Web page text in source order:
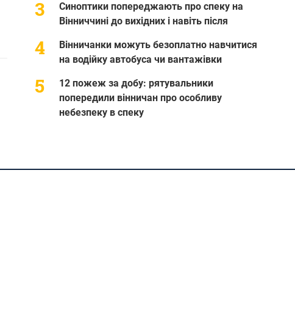
Синоптики попереджають про спеку на
Вінниччині до вихідних і навіть після
Вінничанки можуть безоплатно навчитися
на водійку автобуса чи вантажівки
12 пожеж за добу: рятувальники
попередили вінничан про особливу
небезпеку в спеку